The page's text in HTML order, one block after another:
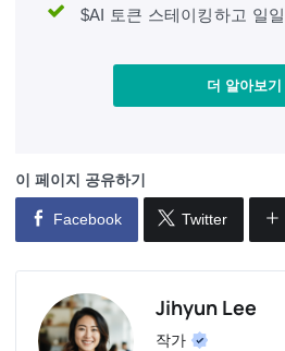
$AI 토큰 스테이킹하고 일
더 알아보기
이 페이지 공유하기
Facebook Twitter
Jihyun Lee
작가